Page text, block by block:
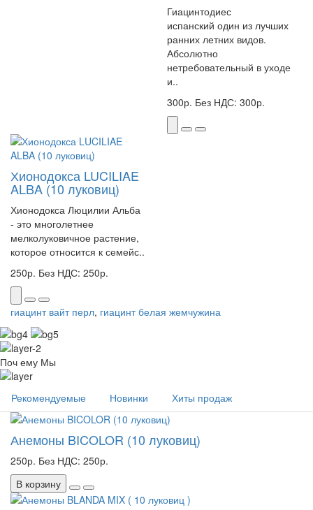
Гиацинтодиес
испанский один из лучших
ранних летних видов.
Абсолютно
нетребовательный в уходе
и..
300р. Без НДС: 300р.
Хионодокса LUCILIAE
ALBA (10 луковиц)
Хионодокса Люцилии Альба
- это многолетнее
мелколуковичное растение,
которое относится к семейс..
250р. Без НДС: 250р.
гиацинт вайт перл, гиацинт белая жемчужина
Поч ему Мы
Рекомендуемые Новинки Хиты продаж
Анемоны BICOLOR (10 луковиц)
250р. Без НДС: 250р.
В корзину